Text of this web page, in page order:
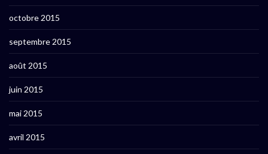
octobre 2015
septembre 2015
août 2015
juin 2015
mai 2015
avril 2015